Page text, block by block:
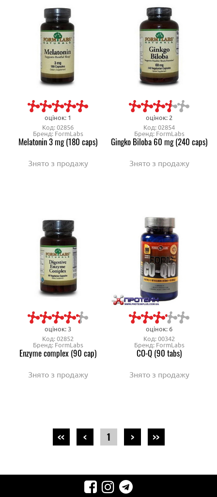
оцінок: 1
Код: 02856
Бренд: FormLabs
Melatonin 3 mg (180 caps)
Знято з продажу
оцінок: 2
Код: 02854
Бренд: FormLabs
Gingko Biloba 60 mg (240 caps)
Знято з продажу
оцінок: 3
Код: 02852
Бренд: FormLabs
Enzyme complex (90 cap)
Знято з продажу
оцінок: 6
Код: 00342
Бренд: FormLabs
CO-Q (90 tabs)
Знято з продажу
<< < 1 > >>